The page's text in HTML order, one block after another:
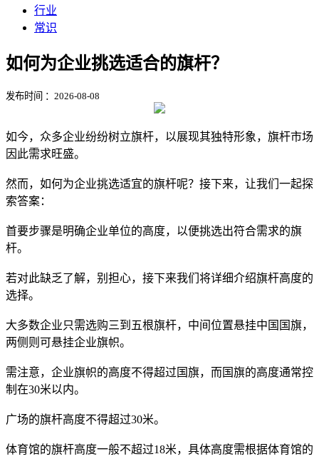
行业
常识
如何为企业挑选适合的旗杆？
发布时间 ：2026-08-08
如今，众多企业纷纷树立旗杆，以展现其独特形象，旗杆市场
因此需求旺盛。
然而，如何为企业挑选适宜的旗杆呢？接下来，让我们一起探
索答案：
首要步骤是明确企业单位的高度，以便挑选出符合需求的旗
杆。
若对此缺乏了解，别担心，接下来我们将详细介绍旗杆高度的
选择。
大多数企业只需选购三到五根旗杆，中间位置悬挂中国国旗，
两侧则可悬挂企业旗帜。
需注意，企业旗帜的高度不得超过国旗，而国旗的高度通常控
制在30米以内。
广场的旗杆高度不得超过30米。
体育馆的旗杆高度一般不超过18米，具体高度需根据体育馆的